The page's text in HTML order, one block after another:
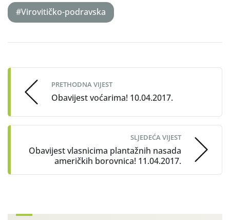
#Virovitičko-podravska
navigation
PRETHODNA VIJEST
Obavijest voćarima! 10.04.2017.
SLJEDEĆA VIJEST
Obavijest vlasnicima plantažnih nasada
američkih borovnica! 11.04.2017.